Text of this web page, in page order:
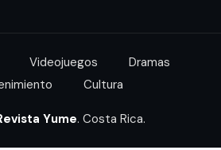
Videojuegos
Dramas
Cultura
Yume. Costa Rica.